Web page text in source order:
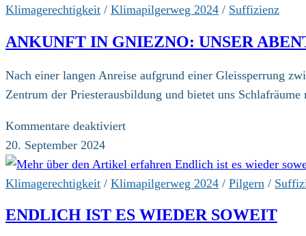
21.09.2024
Klimagerechtigkeit / Klimapilgerweg 2024 / Suffizienz
ANKUNFT IN GNIEZNO: UNSER
Nach einer langen Anreise aufgrund einer Gleissperrung
Zentrum der Priesterausbildung und bietet uns
Kommentare deaktiviertfür
in
Gniezno:
Abenteuer
20. September 2024
Klimagerechtigkeit / Klimapilgerweg 2024 / Pilgern /
ENDLICH IST ES WIEDER SOWEIT